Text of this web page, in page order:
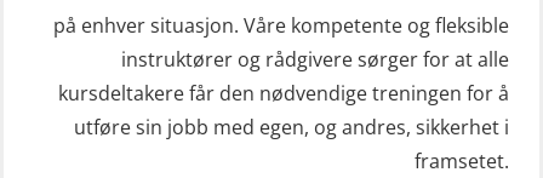
(ABSBLE010)
Kondisjonstest (OSC151)
Ledertrening i beredskap og
krisehåndtering for plattformsjefer
sjøfolk på mindre skip med eLearning
(MBSBLE003)
STCW oppdatering Livbåtfører
redningsfarkoster 8 t – konvensjonell
på enhver situasjon. Våre kompetente og fleksible
instruktører og rådgivere sørger for at alle
kursdeltakere får den nødvendige treningen for å
utføre sin jobb med egen, og andres, sikkerhet i
framsetet.